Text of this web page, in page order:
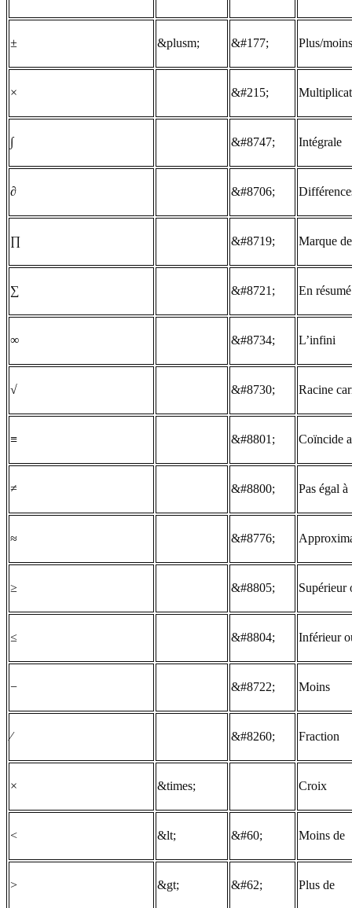
± &plusm; &#177; Plus/moins
× &#215;
∫ &#8747; Intégrale
∂ &#8706;
∏ &#8719; Marque
∑ &#8721; En résumé
∞ &#8734; L’infini
√ &#8730; Racine
≡ &#8801; Coïncide
≠ &#8800; Pas égal à
≈ &#8776;
≥ &#8805; Supérieur
≤ &#8804; Inférieur
− &#8722; Moins
⁄ &#8260; Fraction
× &times; Croix
< &lt; &#60; Moins de
> &gt; &#62; Plus de